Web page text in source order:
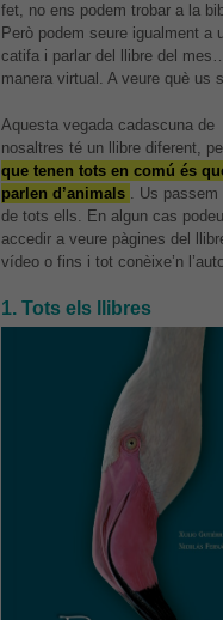
fet, no ens podem trobar a la
Però podem seure igualment a
catifa i parlar del llibre del
manera virtual. A veure què us
Aquesta vegada cadascuna de
nosaltres té un llibre diferent,
que tenen tots en comú és
parlen d’animals
. Us
de tots ells. En algun cas podeu
accedir a veure pàgines del
vídeo o fins i tot conèixe’n
1. Tots els llibres